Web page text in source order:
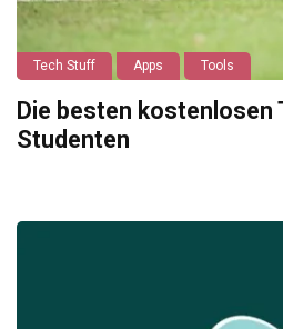
Tech Stuff Apps Tools
Die besten kostenlosen
Studenten